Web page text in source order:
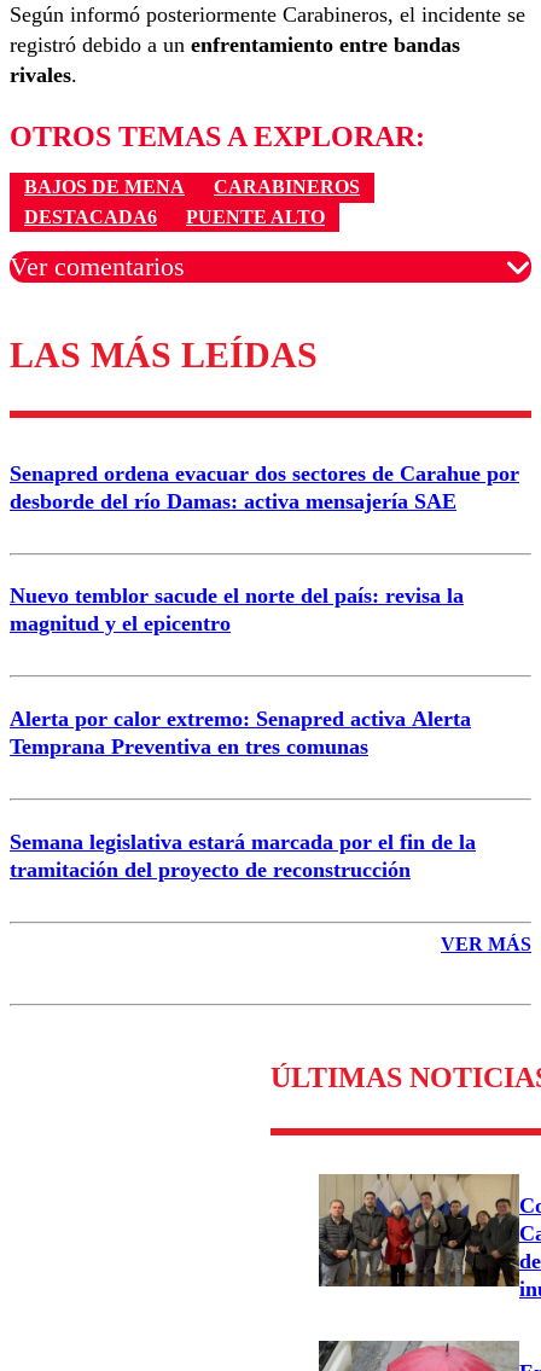
Según informó posteriormente Carabineros, el incidente se
registró debido a un enfrentamiento entre bandas
rivales.
OTROS TEMAS A EXPLORAR:
BAJOS DE MENA
CARABINEROS
DESTACADA6
PUENTE ALTO
Ver comentarios
Los comentarios son moderados para garantizar un
diálogo respetuoso.
Correo
LAS MÁS LEÍDAS
Senapred ordena evacuar dos sectores de Carahue por
desborde del río Damas: activa mensajería SAE
Nuevo temblor sacude el norte del país: revisa la
magnitud y el epicentro
Alerta por calor extremo: Senapred activa Alerta
Temprana Preventiva en tres comunas
Semana legislativa estará marcada por el fin de la
tramitación del proyecto de reconstrucción
VER MÁS
ÚLTIMAS